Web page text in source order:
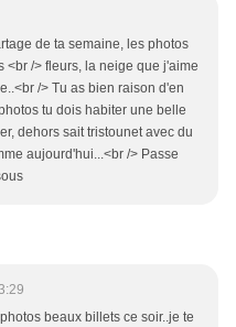
de ta semaine, les photos
<br /> fleurs, la neige que j'aime
/> Tu as bien raison d'en
tu dois habiter une belle
dehors sait tristounet avec du
aujourd'hui...<br /> Passe
beaux billets ce soir..je te